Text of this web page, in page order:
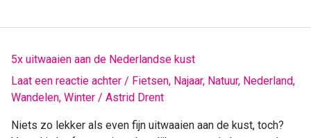
5x uitwaaien aan de Nederlandse kust
Laat een reactie achter / Fietsen, Najaar, Natuur, Nederland,
Wandelen, Winter / Astrid Drent
Niets zo lekker als even fijn uitwaaien aan de kust, toch?
aan
de
Nederlandse
kust